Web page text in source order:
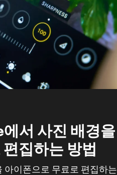
서 사진 배경을
집하는 방법
아이폰으로 무료로 편집하는